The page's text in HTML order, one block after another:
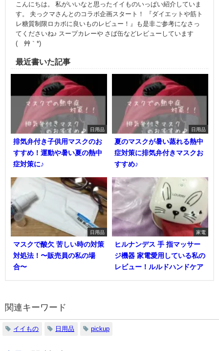
こんにちは。 私がいいなと思ったイイものいっぱい紹介していま
す。 夫っクマさんとのコラボ企画スタート！ 『ダイエットや筋ト
レ糖質制限ロカボに良いものレビュー！』も是非ご参考になさっ
てくださいね♪ スープカレーや さば缶などレビューしています
(´艸｀*)
最近書いた記事
日用品
排気弁付き子供用マスクのお
すすめ！運動や暑い夏の熱中
症対策に♪
日用品
夏のマスクが暑い蒸れる熱中
症対策に排気弁付きマスクお
すすめ♪
日用品
マスクで酸欠 苦しい時の対策
対処法！〜販売員の私の場
合〜
家電
ヒルナンデス 手 指マッサー
ジ機器 家電愛用している私の
レビュー！ルルドハンドケア
関連キーワード
イイもの 日用品 pickup